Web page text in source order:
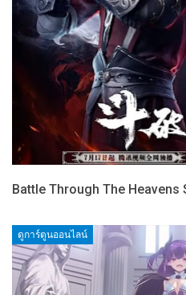
Battle Through The Heavens
ดูการ์ตูนออนไลน์